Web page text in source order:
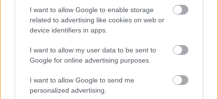
I want to allow Google to enable storage
related to advertising like cookies on web or
device identifiers in apps.
I want to allow my user data to be sent to
Google for online advertising purposes.
I want to allow Google to send me
personalized advertising.
είναι το ιδανικό ξενοδοχείο για να ανακαλύψεις την
άγρια ομορφιά και τη μοναδική γοητεία της Μάνης.
Η τοποθεσία του ξενοδοχείου σας επιτρέπει να
επισκεφτείτε τα γύρω χωριά της περιοχής, σε ένα
roadtrip που πραγματικά θα σας γεμίσει με εικόνες
ανεπανάληπτης ομορφιάς. Σε συνεννόηση με το